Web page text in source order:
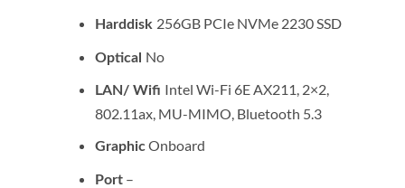
Harddisk 256GB PCIe NVMe 2230 SSD
Optical No
LAN/ Wifi Intel Wi-Fi 6E AX211, 2×2,
802.11ax, MU-MIMO, Bluetooth 5.3
GraphicOnboard
Port–